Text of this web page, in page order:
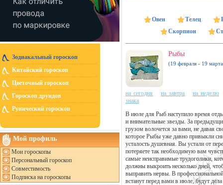
Зодиакальный гороскоп
Китайский гороскоп
Цветочный гороскоп
Гороскоп друидов
Рунический гороскоп
Мой профиль
Мои гороскопы
Персональный гороскоп
Совместимость
Подписка на гороскопы
Овен Телец
Скорпион
Рыбы
(19 февраля - 19
на сегодня на завтра
на неделю
знака
В июле для Рыб наступило время
и внимательные звезды. За
грузом волочется за вами, не давая
которое Рыбы уже давно привыкли
усталость душевная. Вы устали от
потеряете так необходимую вам
самые неисправимые трудоголики,
должны выкроить несколько дней,
выправить нервы. В
встанут перед вами в июле, будут